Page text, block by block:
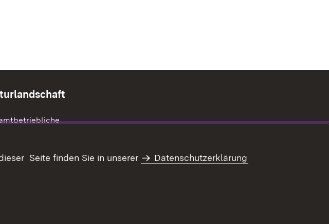
der Landschaft
Seite finden Sie in unserer Datenschutzerklärung